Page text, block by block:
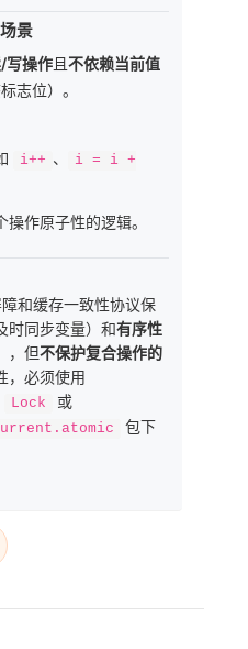
景
写操作 且不依赖当前值
志位）。
i++ 、
i = i +
操作原子性的逻辑。
和缓存一致性协议保
时同步变量）和有序性
，但不保护复合操作的
，必须使用
Lock 或
包下